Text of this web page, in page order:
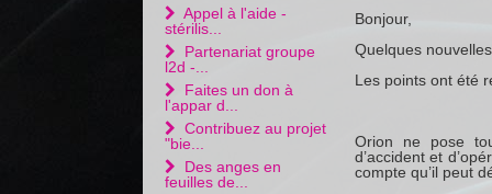
Appel à l'aide -
stérilis...
Partenariat groupe
l2d -...
Faites un don à
l'appar d...
Contribuez au projet
"bie...
Des anges en
feuilles de...
Bonjour,
Quelques
Les points ont été
Orion ne pose
d’accident et
compte qu’il peut